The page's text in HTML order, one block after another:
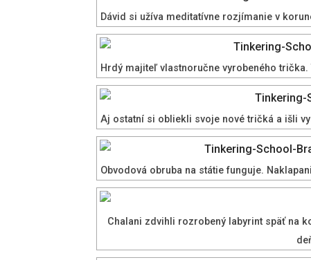
Dávid si užíva meditatívne rozjímanie v
Hrdý majiteľ vlastnoručne vyrobeného
Aj ostatní si obliekli svoje nové tričká a išli
Obvodová obruba na státie funguje.
Chalani zdvihli rozrobený labyrint späť na